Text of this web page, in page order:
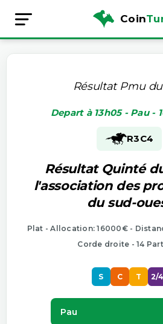
Coin
Résultat Pmu
Depart à 13h05 - Pau -
R3C4
Résultat Quinté
l'association des
du sud-
Plat - Allocation: 16000€ -
Corde droite - 14
S C T 2/4
Pau